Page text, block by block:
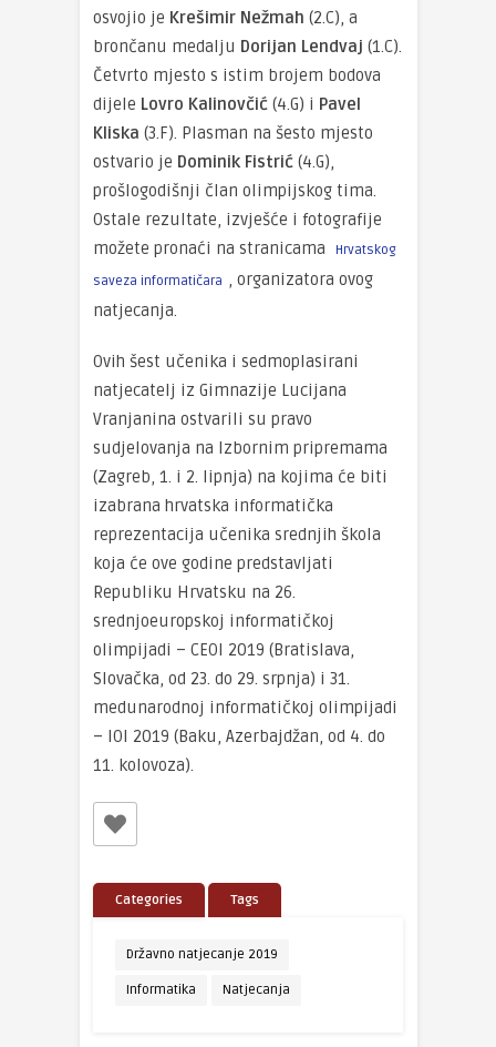
osvojio je Krešimir Nežmah (2.C), a
brončanu medalju Dorijan Lendvaj (1.C).
Četvrto mjesto s istim brojem bodova
dijele Lovro Kalinovčić (4.G) i Pavel
Kliska (3.F). Plasman na šesto mjesto
ostvario je Dominik Fistrić (4.G),
prošlogodišnji član olimpijskog tima.
Ostale rezultate, izvješće i fotografije
možete pronaći na stranicama
Hrvatskog
saveza informatičara , organizatora ovog
natjecanja.
Ovih šest učenika i sedmoplasirani
natjecatelj iz Gimnazije Lucijana
Vranjanina ostvarili su pravo
sudjelovanja na Izbornim pripremama
(Zagreb, 1. i 2. lipnja) na kojima će biti
izabrana hrvatska informatička
reprezentacija učenika srednjih škola
koja će ove godine predstavljati
Republiku Hrvatsku na 26.
srednjoeuropskoj informatičkoj
olimpijadi – CEOI 2019 (Bratislava,
Slovačka, od 23. do 29. srpnja) i 31.
medunarodnoj informatičkoj olimpijadi
– IOI 2019 (Baku, Azerbajdžan, od 4. do
11. kolovoza).
Categories Tags
Državno natjecanje 2019
Informatika Natjecanja